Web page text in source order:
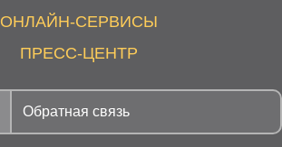
ОНЛАЙН-СЕРВИСЫ
ПРЕСС-ЦЕНТР
Обратная связь